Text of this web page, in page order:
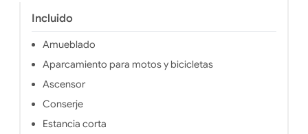
Incluido
Amueblado
Aparcamiento para motos y bicicletas
Ascensor
Conserje
Estancia corta